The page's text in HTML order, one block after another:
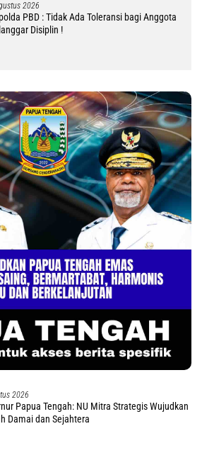
2026
PBD : Tidak Ada Toleransi bagi Anggota
Disiplin !
2026
Papua Tengah: NU Mitra Strategis Wujudkan
Damai dan Sejahtera